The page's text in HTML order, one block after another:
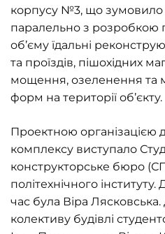
корпусу №3, що зумовило
паралельно з розробкою
об’єму їдальні
та проїздів, пішохідних
мощення, озеленення та
форм на території об’єкту.
Проектною організацією
комплексу виступало
конструкторське бюро
політехнічного
час була Віра
колективу будівлі